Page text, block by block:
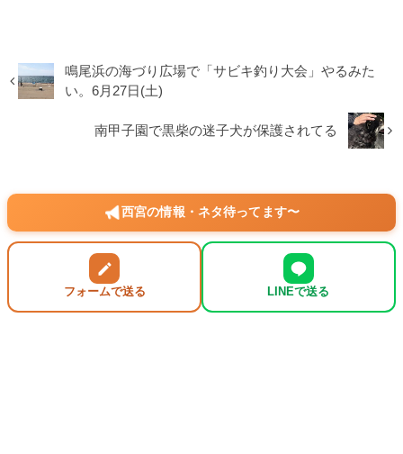
鳴尾浜の海づり広場で「サビキ釣り大会」やるみた
い。6月27日(土)
南甲子園で黒柴の迷子犬が保護されてる
西宮の情報・ネタ待ってます〜
フォームで送る LINEで送る